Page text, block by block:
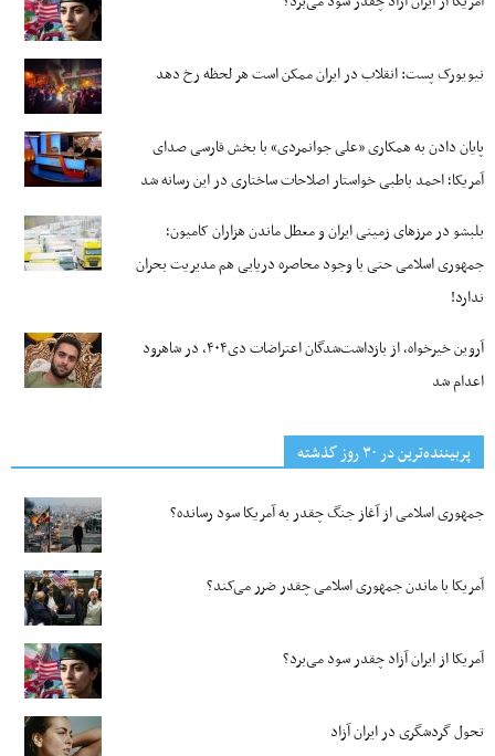
نیویورک پست: انقلاب در ایران ممکن است هر لحظه رخ دهد
پایان دادن به همکاری «علی جوانمردی» با بخش فارسی صدای
آمریکا؛ احمد باطبی خواستار اصلاحات ساختاری در این رسانه شد
بلبشو در مرزهای زمینی ایران و معطل ماندن هزاران کامیون؛
جمهوری اسلامی حتی با وجود محاصره دریایی هم مدیریت بحران
ندارد!
آروین خیرخواه، از بازداشت‌شدگان اعتراضات دی۴۰۴، در شاهرود
اعدام شد
پربیننده‌ترین‌ در ۳۰ روز گذشته
جمهوری اسلامی از آغاز جنگ چقدر به آمریکا سود رسانده؟
آمریکا با ماندن جمهوری اسلامی چقدر ضرر می‌کند؟
آمریکا از ایران آزاد چقدر سود می‌برد؟
تحول گردشگری در ایران آزاد